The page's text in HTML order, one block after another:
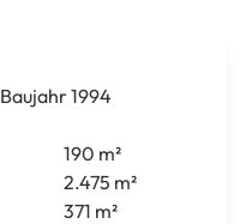
Baujahr1994
190 m²
2.475 m²
371 m²